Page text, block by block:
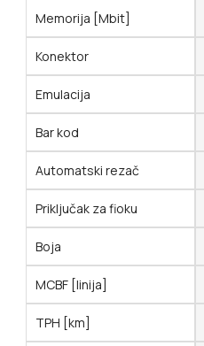
Memorija [Mbit]
Konektor
Emulacija
Bar kod
Automatski rezač
Priključak za fioku
Boja
MCBF [linija]
TPH [km]